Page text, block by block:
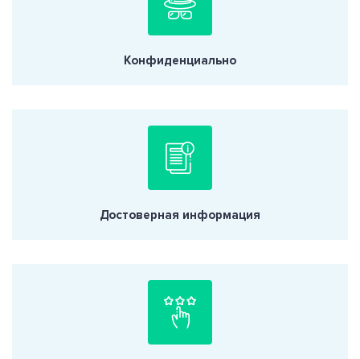
Конфиденциально
Достоверная информация